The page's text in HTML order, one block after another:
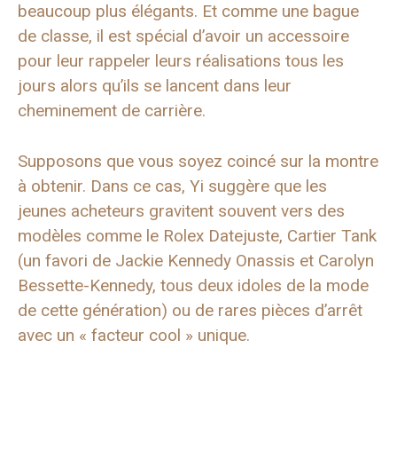
beaucoup plus élégants. Et comme une bague
de classe, il est spécial d’avoir un accessoire
pour leur rappeler leurs réalisations tous les
jours alors qu’ils se lancent dans leur
cheminement de carrière.
Supposons que vous soyez coincé sur la montre
à obtenir. Dans ce cas, Yi suggère que les
jeunes acheteurs gravitent souvent vers des
modèles comme le Rolex Datejuste, Cartier Tank
(un favori de Jackie Kennedy Onassis et Carolyn
Bessette-Kennedy, tous deux idoles de la mode
de cette génération) ou de rares pièces d’arrêt
avec un « facteur cool » unique.